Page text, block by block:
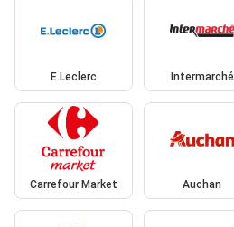
E.Leclerc Intermarché
Carrefour Market Auchan